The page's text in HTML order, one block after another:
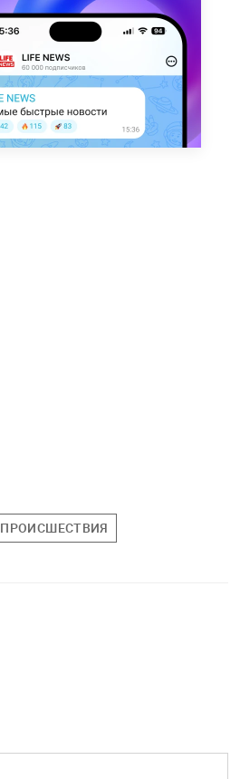
ПРОИСШЕСТВИЯ